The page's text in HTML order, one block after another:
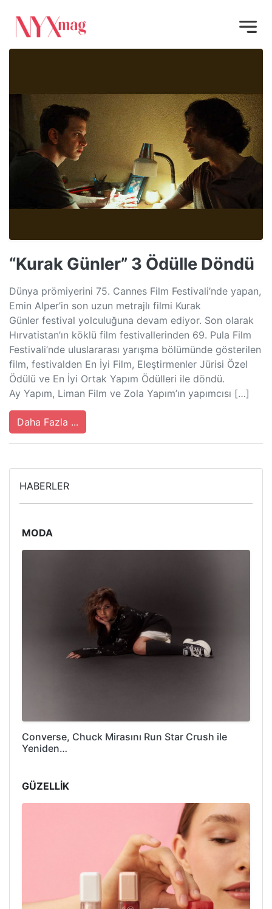
“Kurak Günler” 3 Ödülle Döndü
Dünya prömiyerini 75. Cannes Film Festivali’nde yapan,
Emin Alper’in son uzun metrajlı filmi Kurak
Günler festival yolculuğuna devam ediyor. Son olarak
Hırvatistan’ın köklü film festivallerinden 69. Pula Film
Festivali’nde uluslararası yarışma bölümünde gösterilen
film, festivalden En İyi Film, Eleştirmenler Jürisi Özel
Ödülü ve En İyi Ortak Yapım Ödülleri ile döndü.
Ay Yapım, Liman Film ve Zola Yapım’ın yapımcısı […]
Daha Fazla ...
HABERLER
MODA
Converse, Chuck Mirasını Run Star Crush ile
Yeniden…
GÜZELLİK